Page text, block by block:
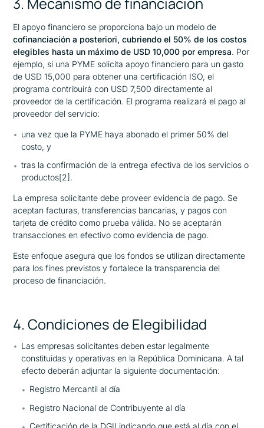
El apoyo financiero se proporciona bajo un modelo de
cofinanciación a posteriori, cubriendo el 50% de los costos
elegibles hasta un máximo de USD 10,000 por empresa. Por
ejemplo, si una PYME solicita apoyo financiero para un gasto
de USD 15,000 para obtener una certificación ISO, el
programa contribuirá con USD 7,500 directamente al
proveedor de la certificación. El programa realizará el pago al
proveedor del servicio:
una vez que la PYME haya abonado el primer 50% del
costo, y
tras la confirmación de la entrega efectiva de los servicios o
productos[2].
La empresa solicitante debe proveer evidencia de pago. Se
aceptan facturas, transferencias bancarias, y pagos con
tarjeta de crédito como prueba válida. No se aceptarán
transacciones en efectivo como evidencia de pago.
Este enfoque asegura que los fondos se utilizan directamente
para los fines previstos y fortalece la transparencia del
proceso de financiación.
4. Condiciones de Elegibilidad
Las empresas solicitantes deben estar legalmente
constituidas y operativas en la República Dominicana. A tal
efecto deberán adjuntar la siguiente documentación:
Registro Mercantil al día
Registro Nacional de Contribuyente al día
Certificación de la DGII indicando que está al día con el